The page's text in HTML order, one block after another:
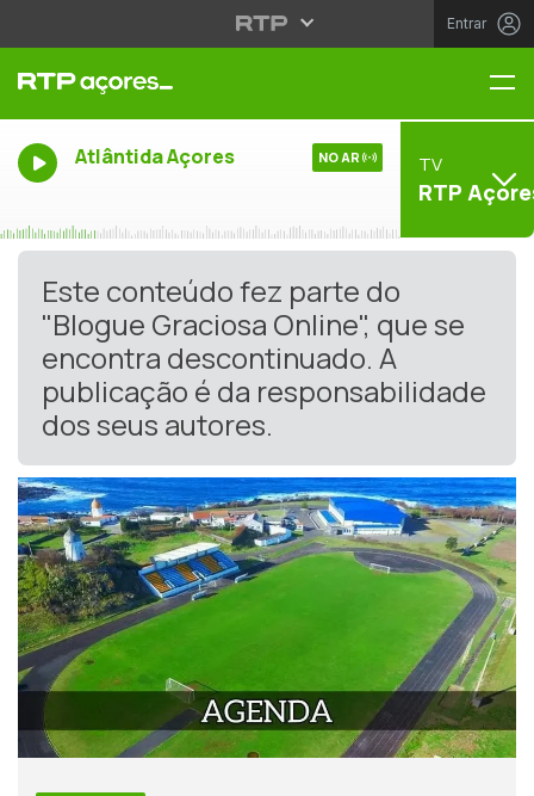
Entrar
Atlântida Açores NO AR TV
RTP
Este conteúdo fez parte do
"Blogue Graciosa Online", que se
encontra descontinuado. A
publicação é da responsabilidade
dos seus autores.